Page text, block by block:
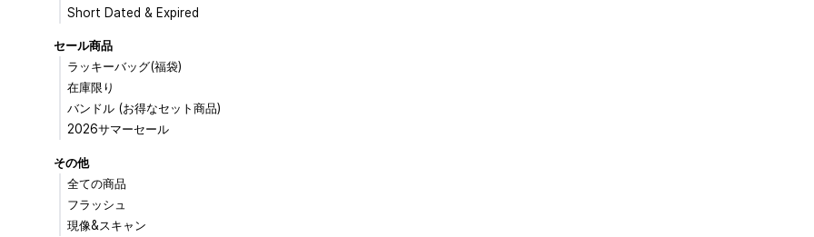
Short Dated & Expired
セール商品
ラッキーバッグ(福袋)
在庫限り
バンドル (お得なセット商品)
2026サマーセール
その他
全ての商品
フラッシュ
現像&スキャン